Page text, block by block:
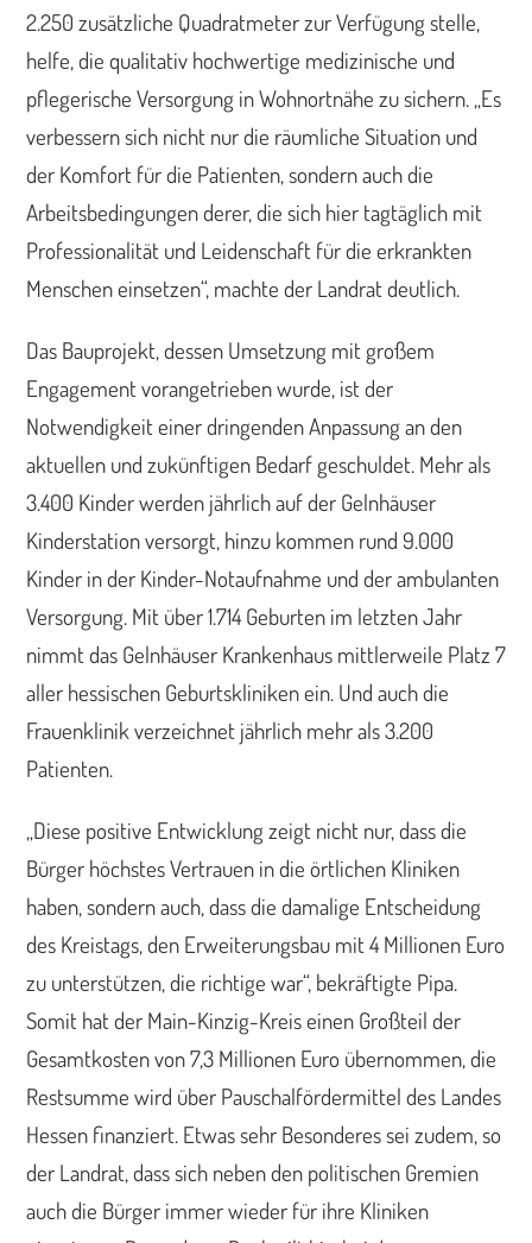
2.250 zusätzliche Quadratmeter zur Verfügung stelle,
helfe, die qualitativ hochwertige medizinische und
pflegerische Versorgung in Wohnortnähe zu sichern. „Es
verbessern sich nicht nur die räumliche Situation und
der Komfort für die Patienten, sondern auch die
Arbeitsbedingungen derer, die sich hier tagtäglich mit
Professionalität und Leidenschaft für die erkrankten
Menschen einsetzen“, machte der Landrat deutlich.
Das Bauprojekt, dessen Umsetzung mit großem
Engagement vorangetrieben wurde, ist der
Notwendigkeit einer dringenden Anpassung an den
aktuellen und zukünftigen Bedarf geschuldet. Mehr als
3.400 Kinder werden jährlich auf der Gelnhäuser
Kinderstation versorgt, hinzu kommen rund 9.000
Kinder in der Kinder-Notaufnahme und der ambulanten
Versorgung. Mit über 1.714 Geburten im letzten Jahr
nimmt das Gelnhäuser Krankenhaus mittlerweile Platz 7
aller hessischen Geburtskliniken ein. Und auch die
Frauenklinik verzeichnet jährlich mehr als 3.200
Patienten.
„Diese positive Entwicklung zeigt nicht nur, dass die
Bürger höchstes Vertrauen in die örtlichen Kliniken
haben, sondern auch, dass die damalige Entscheidung
des Kreistags, den Erweiterungsbau mit 4 Millionen Euro
zu unterstützen, die richtige war“, bekräftigte Pipa.
Somit hat der Main-Kinzig-Kreis einen Großteil der
Gesamtkosten von 7,3 Millionen Euro übernommen, die
Restsumme wird über Pauschalfördermittel des Landes
Hessen finanziert. Etwas sehr Besonderes sei zudem, so
der Landrat, dass sich neben den politischen Gremien
auch die Bürger immer wieder für ihre Kliniken